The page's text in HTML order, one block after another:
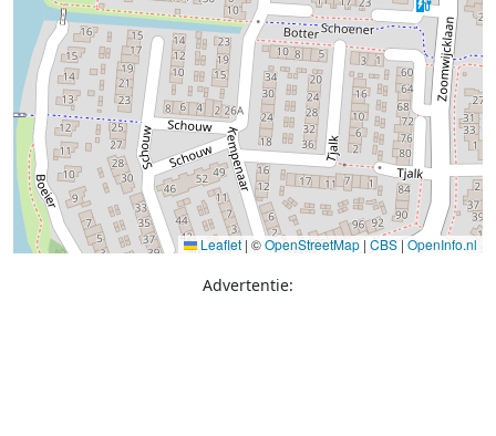
Leaflet | ©OpenStreetMap | CBS | OpenInfo.nl
Advertentie: